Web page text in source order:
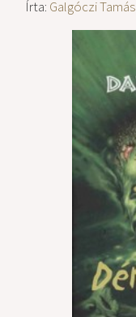
Írta: Galgóczi Tamás